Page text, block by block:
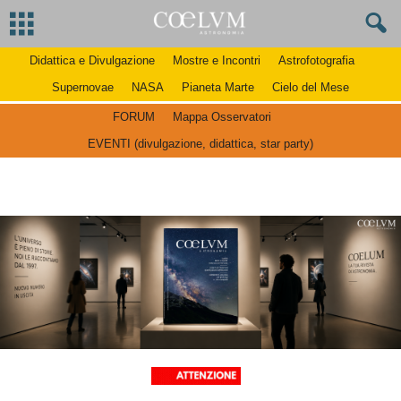
Didattica e Divulgazione Mostre e Incontri
Astrofotografia
Supernovae
NASA Pianeta Marte Cielo del Mese
FORUM
Mappa Osservatori
EVENTI (divulgazione, didattica, star party)